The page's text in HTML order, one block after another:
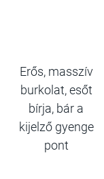
Erős, masszív
burkolat, esőt
bírja, bár a
kijelző gyenge
pont